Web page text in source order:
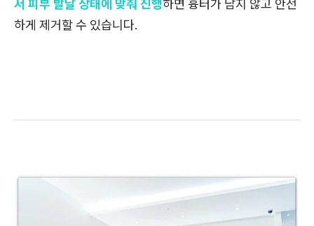
서 피부 발달 상태에 맞춰 진행하면 흉터가 남지 않고 안전
하게 제거할 수 있습니다.